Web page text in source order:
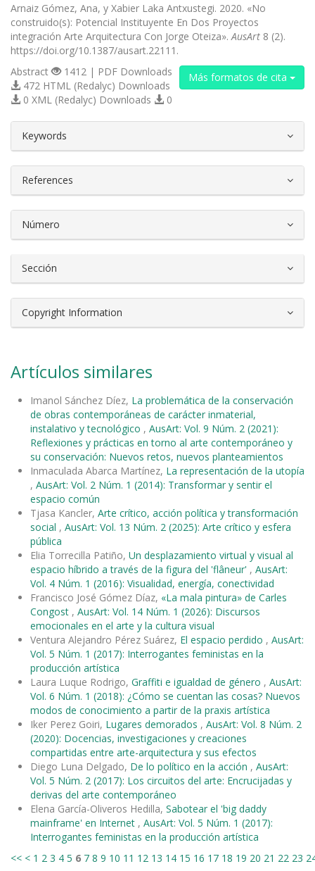
Arnaiz Gómez, Ana, y Xabier Laka Antxustegi. 2020. «No
construido(s): Potencial Instituyente En Dos Proyectos
integración Arte Arquitectura Con Jorge Oteiza». AusArt 8 (2).
https://doi.org/10.1387/ausart.22111.
Más formatos de cita
Abstract
1412 | PDF Downloads
472 HTML (Redalyc) Downloads
0 XML (Redalyc) Downloads
0
Keywords
References
Número
Sección
Copyright Information
Artículos similares
Imanol Sánchez Díez, La problemática de la conservación
de obras contemporáneas de carácter inmaterial,
instalativo y tecnológico , AusArt: Vol. 9 Núm. 2 (2021):
Reflexiones y prácticas en torno al arte contemporáneo y
su conservación: Nuevos retos, nuevos planteamientos
Inmaculada Abarca Martínez, La representación de la utopía
, AusArt: Vol. 2 Núm. 1 (2014): Transformar y sentir el
espacio común
Tjasa Kancler, Arte crítico, acción política y transformación
social , AusArt: Vol. 13 Núm. 2 (2025): Arte crítico y esfera
pública
Elia Torrecilla Patiño, Un desplazamiento virtual y visual al
espacio híbrido a través de la figura del 'flâneur' , AusArt:
Vol. 4 Núm. 1 (2016): Visualidad, energía, conectividad
Francisco José Gómez Díaz, «La mala pintura» de Carles
Congost , AusArt: Vol. 14 Núm. 1 (2026): Discursos
emocionales en el arte y la cultura visual
Ventura Alejandro Pérez Suárez, El espacio perdido , AusArt:
Vol. 5 Núm. 1 (2017): Interrogantes feministas en la
producción artística
Laura Luque Rodrigo, Graffiti e igualdad de género , AusArt:
Vol. 6 Núm. 1 (2018): ¿Cómo se cuentan las cosas? Nuevos
modos de conocimiento a partir de la praxis artística
Iker Perez Goiri, Lugares demorados , AusArt: Vol. 8 Núm. 2
(2020): Docencias, investigaciones y creaciones
compartidas entre arte-arquitectura y sus efectos
Diego Luna Delgado, De lo político en la acción , AusArt:
Vol. 5 Núm. 2 (2017): Los circuitos del arte: Encrucijadas y
derivas del arte contemporáneo
Elena García-Oliveros Hedilla, Sabotear el 'big daddy
mainframe' en Internet , AusArt: Vol. 5 Núm. 1 (2017):
Interrogantes feministas en la producción artística
<< < 1 2 3 4 5 6 7 8 9 10 11 12 13 14 15 16 17 18 19 20 21 22 23